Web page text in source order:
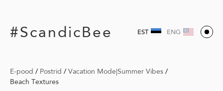
#ScandicBee EST ENG
E-pood / Postrid / Vacation Mode|Summer Vibes /
Beach Textures